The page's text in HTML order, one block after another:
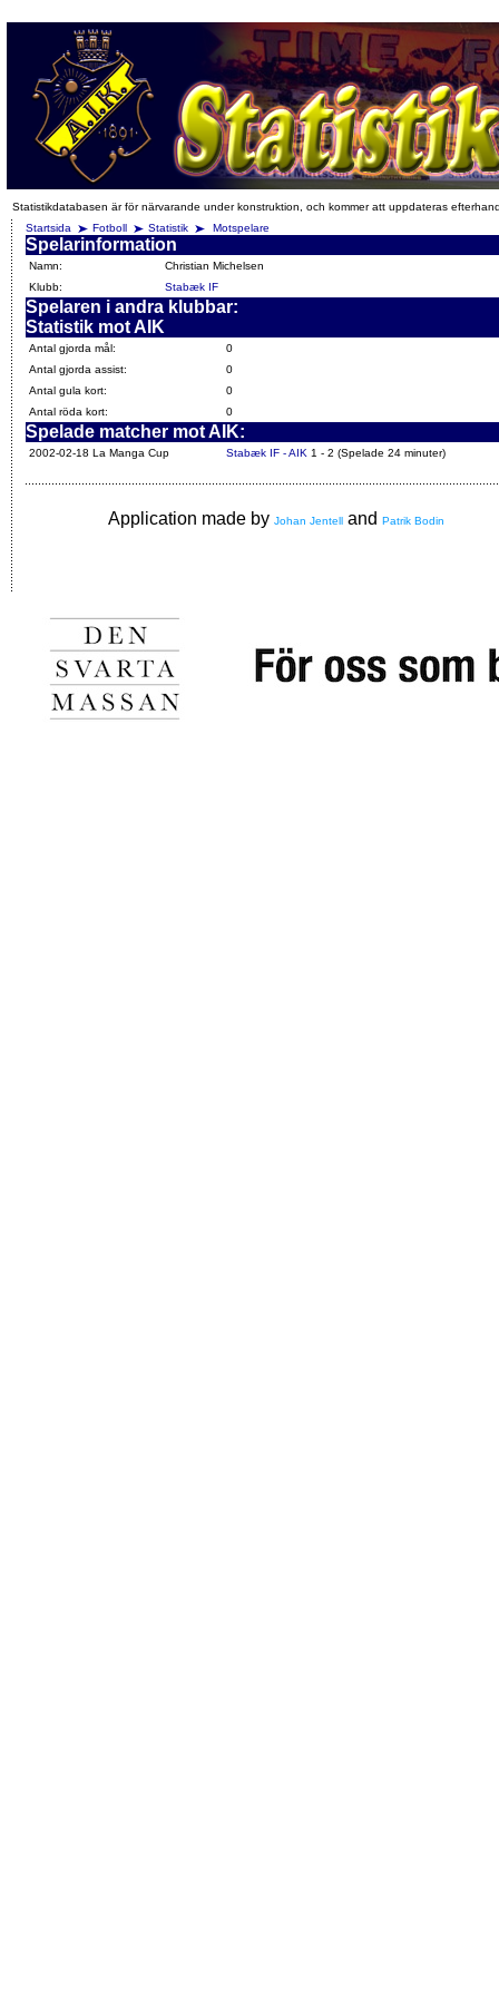
Statistikdatabasen är för närvarande under konstruktion, och kommer att uppdateras
Startsida
Fotboll Statistik Motspelare
Spelarinformation
Namn:
Christian Michelsen
Klubb:
Stabæk IF
Spelaren i andra klubbar:
Statistik mot AIK
Antal gjorda mål:
0
Antal gjorda assist:
0
Antal gula kort:
0
Antal röda kort:
0
Spelade matcher mot AIK:
2002-02-18 La Manga Cup Stabæk IF - AIK 1 - 2 (Spelade 24 minuter)
Application made by Johan Jentell and Patrik Bodin